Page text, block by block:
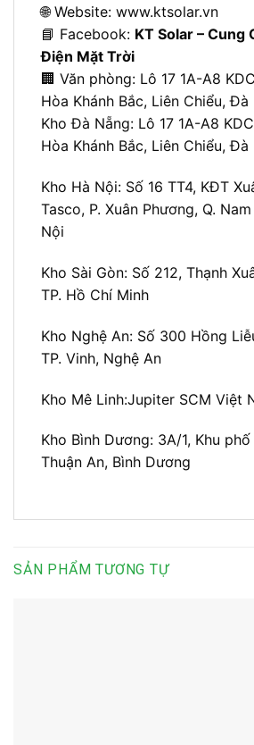
🌐 Website: www.ktsolar.vn
📘 Facebook: KT Solar – Cung
Điện Mặt Trời
🏢 Văn phòng: Lô 17 1A-A8
Hòa Khánh Bắc, Liên Chiểu, Đà
Kho Đà Nẵng: Lô 17 1A-A8
Hòa Khánh Bắc, Liên Chiểu, Đà
Kho Hà Nội: Số 16 TT4, KĐT
Tasco, P. Xuân Phương, Q.
Nội
Kho Sài Gòn: Số 212, Thạnh
TP. Hồ Chí Minh
Kho Nghệ An: Số 300 Hồng
TP. Vinh, Nghệ An
Kho Mê Linh:Jupiter SCM Việt
Kho Bình Dương: 3A/1, Khu
Thuận An, Bình Dương
SẢN PHẨM TƯƠNG TỰ